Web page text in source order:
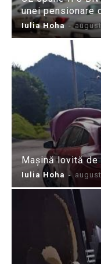
unei pensionare
Iulia Hoha -
Mașină lovită
Iulia Hoha -